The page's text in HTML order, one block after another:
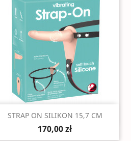
 Szybki podgląd
STRAP ON SILIKON 15,7 CM
170,00 zł